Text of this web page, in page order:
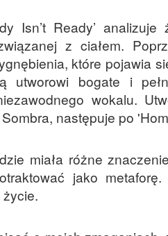
Isn’t Ready’
z ciałem.
które pojawia
utworowi bogate i
wokalu.
następuje po
miała różne
jako
życie.